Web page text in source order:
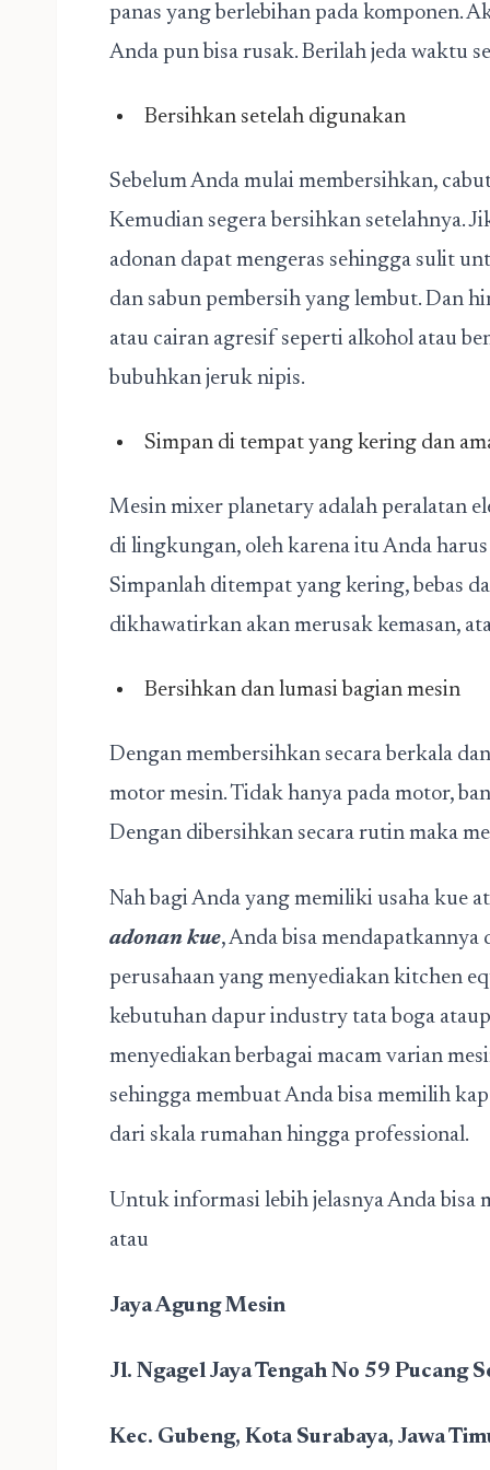
panas yang berlebihan pada komponen.
Anda pun bisa rusak. Berilah jeda waktu
Bersihkan setelah digunakan
Sebelum Anda mulai membersihkan,
Kemudian segera bersihkan setelahnya.
adonan dapat mengeras sehingga sulit
dan sabun pembersih yang lembut. Dan
atau cairan agresif seperti alkohol atau
bubuhkan jeruk nipis.
Simpan di tempat yang kering dan
Mesin mixer planetary adalah peralatan
di lingkungan, oleh karena itu Anda
Simpanlah ditempat yang kering, bebas
dikhawatirkan akan merusak kemasan,
Bersihkan dan lumasi bagian mesin
Dengan membersihkan secara berkala
motor mesin. Tidak hanya pada motor,
Dengan dibersihkan secara rutin maka
Nah bagi Anda yang memiliki usaha kue
adonan kue, Anda bisa mendapatkannya
perusahaan yang menyediakan kitchen
kebutuhan dapur industry tata boga
menyediakan berbagai macam varian
sehingga membuat Anda bisa memilih
dari skala rumahan hingga professional.
Untuk informasi lebih jelasnya Anda bisa
atau
Jaya Agung Mesin
Jl. Ngagel Jaya Tengah No 59 Pucang
Kec. Gubeng, Kota Surabaya, Jawa